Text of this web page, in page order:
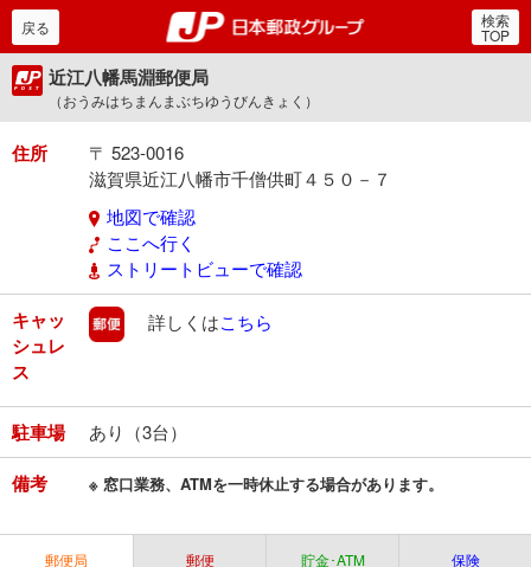
郵便局・日本郵政グルー
戻る 検索
TOP
近江八幡馬淵郵便局
（おうみはちまんまぶちゆうびんきょく）
住所
〒 523-0016
滋賀県近江八幡市千僧供町４５０－７
地図で確認
ここへ行く
ストリートビューで確認
キャッ
シュレ
ス
郵便
詳しくはこちら
駐車場 あり（3台）
備考 ※ 窓口業務、ATMを一時休止する場合があります。
郵便局 郵便 貯金･ATM 保険